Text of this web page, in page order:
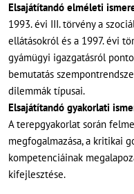
Elsajátítandó elméleti
1993. évi III. törvény a
ellátásokról és a 1997. évi
gyámügyi igazgatásról
bemutatás
dilemmák típusai.
Elsajátítandó gyakorlati
A terepgyakorlat során
megfogalmazása, a kritikai
kompetenciáinak
kifejlesztése.